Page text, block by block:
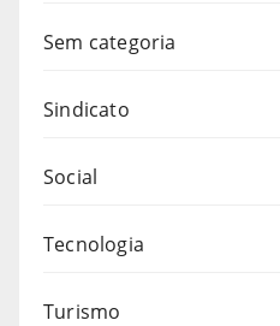
Sem categoria
Sindicato
Social
Tecnologia
Turismo